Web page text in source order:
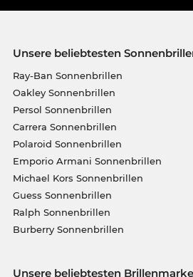
Unsere beliebtesten
Ray-Ban Sonnenbrillen
Oakley Sonnenbrillen
Persol Sonnenbrillen
Carrera Sonnenbrillen
Polaroid Sonnenbrillen
Emporio Armani Sonnenbrillen
Michael Kors Sonnenbrillen
Guess Sonnenbrillen
Ralph Sonnenbrillen
Burberry Sonnenbrillen
Unsere beliebtesten